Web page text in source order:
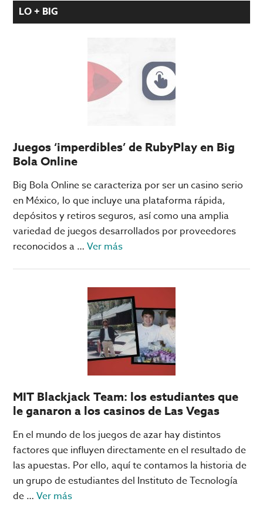
LO + BIG
Juegos ‘imperdibles’ de RubyPlay en Big
Bola Online
Big Bola Online se caracteriza por ser un casino serio
en México, lo que incluye una plataforma rápida,
depósitos y retiros seguros, así como una amplia
variedad de juegos desarrollados por proveedores
reconocidos a …Ver másacerca
‘imperdibles’
de
RubyPlay
en
Big
Bola
MIT Blackjack Team: los estudiantes que
le ganaron a los casinos de Las Vegas
En el mundo de los juegos de azar hay distintos
factores que influyen directamente en el resultado de
las apuestas. Por ello, aquí te contamos la historia de
un grupo de estudiantes del Instituto de Tecnología
de …Ver másacerca